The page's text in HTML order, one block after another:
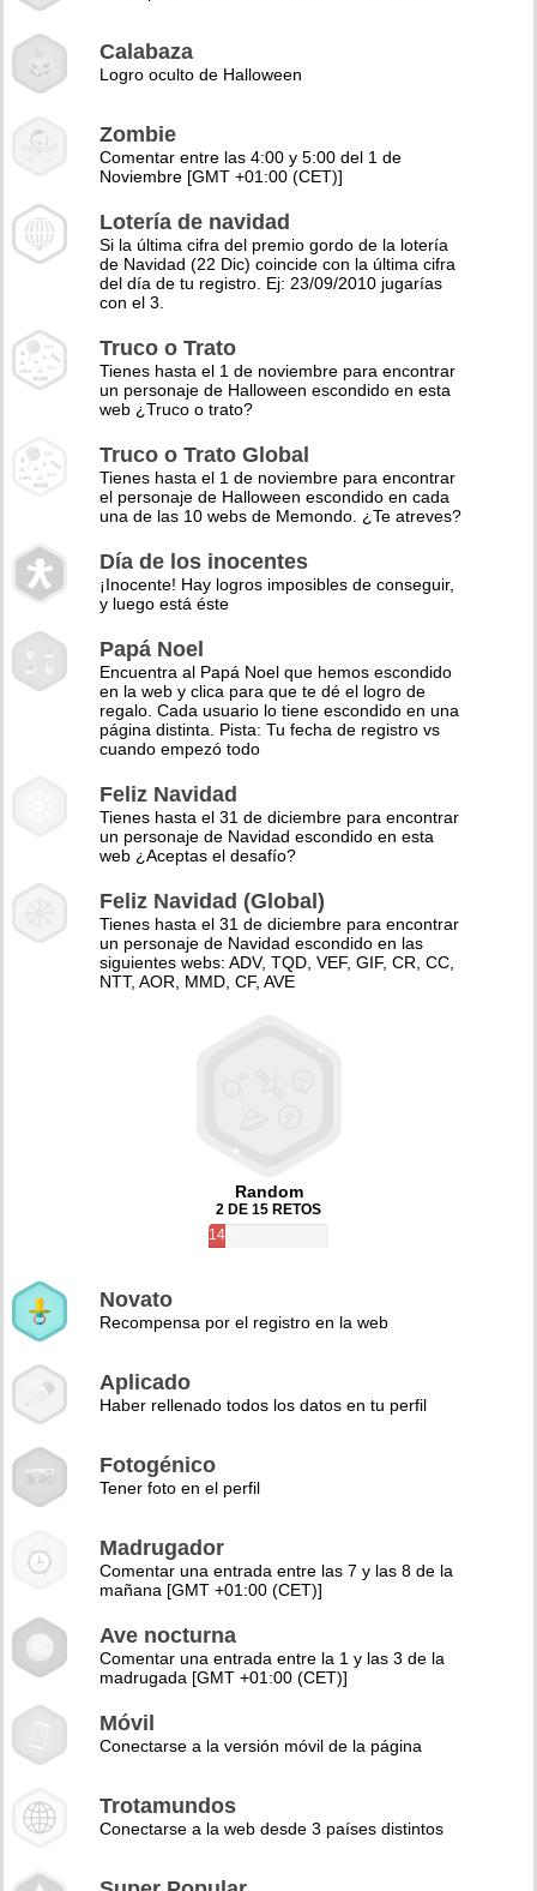
Calabaza
Logro oculto de Halloween
Zombie
Comentar entre las 4:00 y 5:00 del 1 de
Noviembre [GMT +01:00 (CET)]
Lotería de navidad
Si la última cifra del premio gordo de la lotería
de Navidad (22 Dic) coincide con la última cifra
del día de tu registro. Ej: 23/09/2010 jugarías
con el 3.
Truco o Trato
Tienes hasta el 1 de noviembre para encontrar
un personaje de Halloween escondido en esta
web ¿Truco o trato?
Truco o Trato Global
Tienes hasta el 1 de noviembre para encontrar
el personaje de Halloween escondido en cada
una de las 10 webs de Memondo. ¿Te atreves?
Día de los inocentes
¡Inocente! Hay logros imposibles de conseguir,
y luego está éste
Papá Noel
Encuentra al Papá Noel que hemos escondido
en la web y clica para que te dé el logro de
regalo. Cada usuario lo tiene escondido en una
página distinta. Pista: Tu fecha de registro vs
cuando empezó todo
Feliz Navidad
Tienes hasta el 31 de diciembre para encontrar
un personaje de Navidad escondido en esta
web ¿Aceptas el desafío?
Feliz Navidad (Global)
Tienes hasta el 31 de diciembre para encontrar
un personaje de Navidad escondido en las
siguientes webs: ADV, TQD, VEF, GIF, CR, CC,
NTT, AOR, MMD, CF, AVE
Random
2 DE 15 RETOS
14%
Novato
Recompensa por el registro en la web
Aplicado
Haber rellenado todos los datos en tu perfil
Fotogénico
Tener foto en el perfil
Madrugador
Comentar una entrada entre las 7 y las 8 de la
mañana [GMT +01:00 (CET)]
Ave nocturna
Comentar una entrada entre la 1 y las 3 de la
madrugada [GMT +01:00 (CET)]
Móvil
Conectarse a la versión móvil de la página
Trotamundos
Conectarse a la web desde 3 países distintos